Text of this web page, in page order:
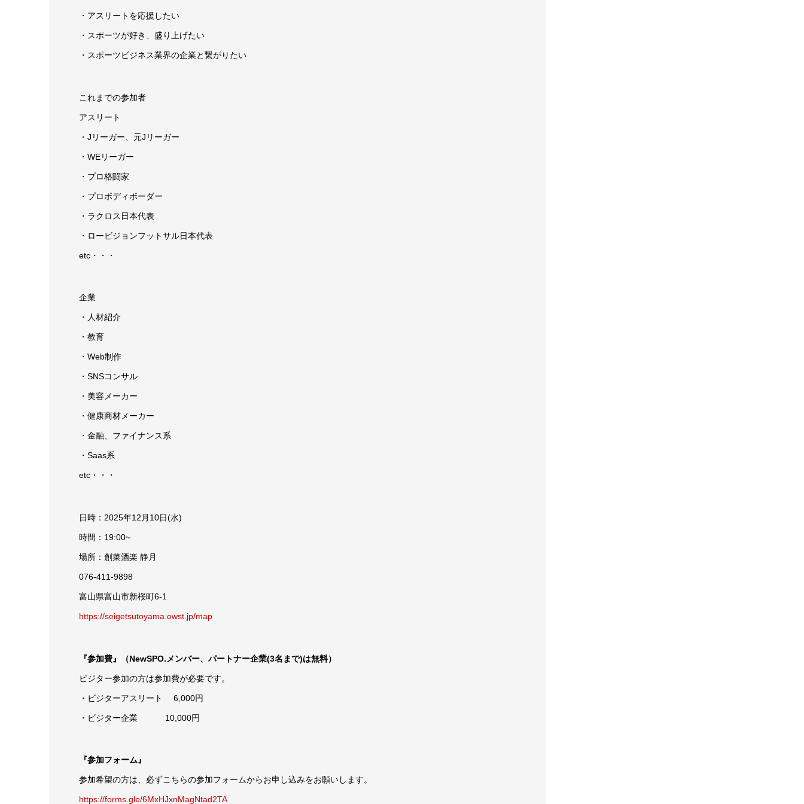
・アスリートを応援したい
・スポーツが好き、盛り上げたい
・スポーツビジネス業界の企業と繋がりたい
これまでの参加者
アスリート
・Jリーガー、元Jリーガー
・WEリーガー
・プロ格闘家
・プロボディボーダー
・ラクロス日本代表
・ロービジョンフットサル日本代表
etc・・・
企業
・人材紹介
・教育
・Web制作
・SNSコンサル
・美容メーカー
・健康商材メーカー
・金融、ファイナンス系
・Saas系
etc・・・
日時：2025年12月10日(水)
時間：19:00~
場所：創菜酒楽 静月
076-411-9898
富山県富山市新桜町6-1
https://seigetsutoyama.owst.jp/map
『参加費』（NewSPO.メンバー、パートナー企業(3名まで)は無料）
ビジター参加の方は参加費が必要です。
・ビジターアスリート 6,000円
・ビジター企業 10,000円
『参加フォーム』
参加希望の方は、必ずこちらの参加フォームからお申し込みをお願いします。
https://forms.gle/6MxHJxnMagNtad2TA